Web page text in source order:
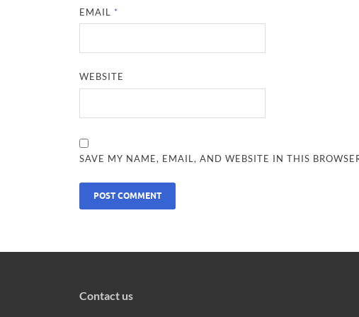
EMAIL *
WEBSITE
SAVE MY NAME, EMAIL, AND WEBSITE IN THIS
Contact us